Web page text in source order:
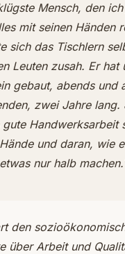
Mensch, den
mit seinen Händen
sich das Tischlern
Leuten zusah. Er hat
gebaut, abends und
zwei Jahre lang.
gute Handwerksarbeit
und daran, wie
nur halb
den
über Arbeit und